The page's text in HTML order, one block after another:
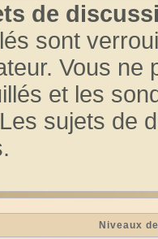
de
sont
Vous
et les
sujets de
Niveaux